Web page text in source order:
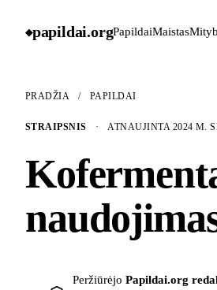
◆papildai.orgPapildaiMaistas
PRADŽIA / PAPILDAI
STRAIPSNIS · ATNAUJINTA 2024 M.
Peržiūrėjo Papildai.org